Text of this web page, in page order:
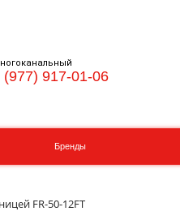
(977) 917-01-06
Бренды
FR-50-12FT